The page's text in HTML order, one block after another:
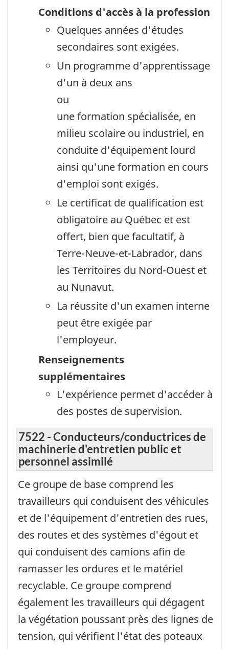
Conditions d'accès à la profession
Quelques années d'études
secondaires sont exigées.
Un programme d'apprentissage
d'un à deux ans
ou
une formation spécialisée, en
milieu scolaire ou industriel, en
conduite d'équipement lourd
ainsi qu'une formation en cours
d'emploi sont exigés.
Le certificat de qualification est
obligatoire au Québec et est
offert, bien que facultatif, à
Terre-Neuve-et-Labrador, dans
les Territoires du Nord-Ouest et
au Nunavut.
La réussite d'un examen interne
peut être exigée par
l'employeur.
Renseignements
supplémentaires
L'expérience permet d'accéder à
des postes de supervision.
7522 - Conducteurs/conductrices de
machinerie d'entretien public et
personnel assimilé
Ce groupe de base comprend les
travailleurs qui conduisent des véhicules
et de l'équipement d'entretien des rues,
des routes et des systèmes d'égout et
qui conduisent des camions afin de
ramasser les ordures et le matériel
recyclable. Ce groupe comprend
également les travailleurs qui dégagent
la végétation poussant près des lignes de
tension, qui vérifient l'état des poteaux